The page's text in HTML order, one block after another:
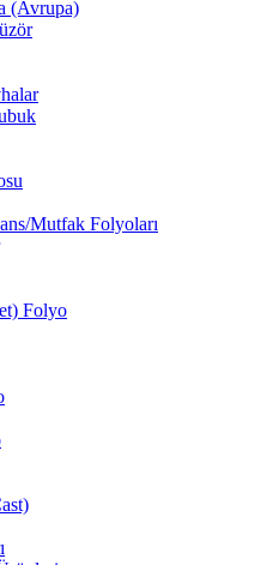
(Avrupa)
Mutfak Folyoları
Folyo